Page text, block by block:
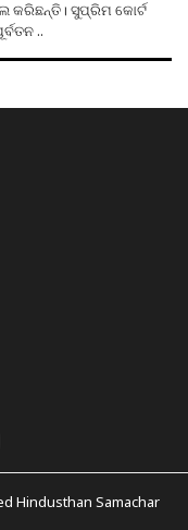
କରିଛନ୍ତି। ସୁପ୍ରିମ କୋର୍ଟ
ନିର୍ବାଚନ ୧୮ ଅଗଷ୍ଟରେ ହେବ। ପୂର୍ବତନ ..
Hindusthan Samachar